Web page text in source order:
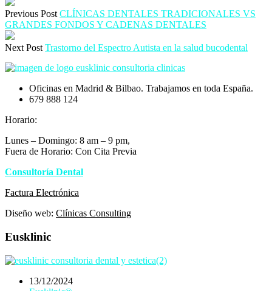
Previous Post CLÍNICAS DENTALES TRADICIONALES VS
GRANDES FONDOS Y CADENAS DENTALES
Next Post Trastorno del Espectro Autista en la salud bucodental
Oficinas en Madrid & Bilbao. Trabajamos en toda España.
679 888 124
Horario:
Lunes – Domingo: 8 am – 9 pm,
Fuera de Horario: Con Cita Previa
Consultoría Dental
Factura Electrónica
Diseño web: Clínicas Consulting
Eusklinic
13/12/2024